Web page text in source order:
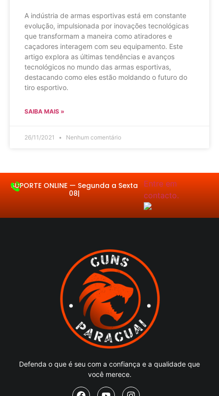
A indústria de armas esportivas está em constante
evolução, impulsionada por inovações tecnológicas
que transformam a maneira como atiradores e
caçadores interagem com seu equipamento. Este
artigo explora as últimas tendências e avanços
tecnológicos no mundo das armas esportivas,
destacando como eles estão moldando o futuro do
tiro esportivo.
SAIBA MAIS »
26/11/2021 Nenhum comentário
SUPORTE ONLINE — S Entre em contacto.
você merece.